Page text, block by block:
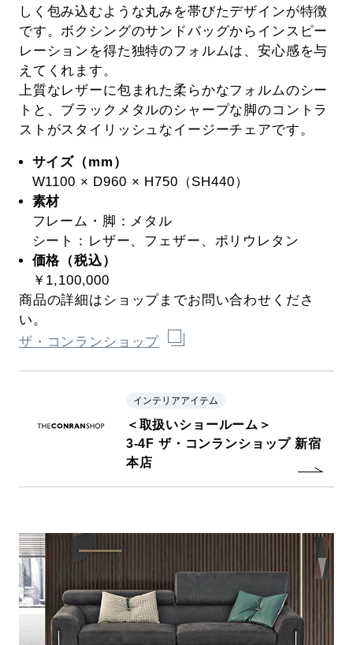
しく包み込むような丸みを帯びたデザインが特徴
です。ボクシングのサンドバッグからインスピー
レーションを得た独特のフォルムは、安心感を与
えてくれます。
上質なレザーに包まれた柔らかなフォルムのシー
トと、ブラックメタルのシャープな脚のコントラ
ストがスタイリッシュなイージーチェアです。
サイズ（mm）
W1100 × D960 × H750（SH440）
素材
フレーム・脚：メタル
シート：レザー、フェザー、ポリウレタン
価格（税込）
￥1,100,000
商品の詳細はショップまでお問い合わせくださ
い。
ザ・コンランショップ
インテリアアイテム
＜取扱いショールーム＞
3-4F ザ・コンランショップ 新宿
本店